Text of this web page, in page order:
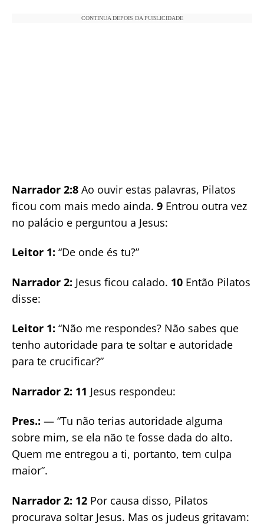
CONTINUA DEPOIS DA PUBLICIDADE
Narrador 2:8 Ao ouvir estas palavras, Pilatos
ficou com mais medo ainda. 9 Entrou outra vez
no palácio e perguntou a Jesus:
Leitor 1: “De onde és tu?”
Narrador 2: Jesus ficou calado. 10 Então Pilatos
disse:
Leitor 1: “Não me respondes? Não sabes que
tenho autoridade para te soltar e autoridade
para te crucificar?”
Narrador 2: 11 Jesus respondeu:
Pres.: — “Tu não terias autoridade alguma
sobre mim, se ela não te fosse dada do alto.
Quem me entregou a ti, portanto, tem culpa
maior”.
Narrador 2: 12 Por causa disso, Pilatos
procurava soltar Jesus. Mas os judeus gritavam: